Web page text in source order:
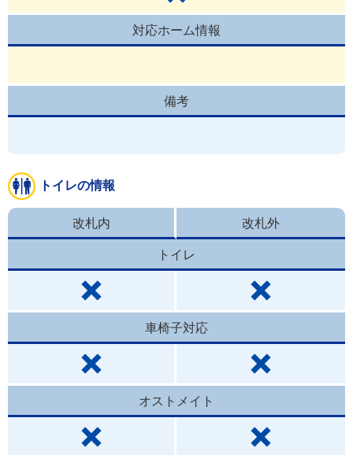
対応ホーム情報
備考
トイレの情報
改札内 改札外
トイレ
車椅子対応
オストメイト